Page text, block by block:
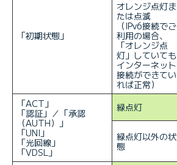
「初期状態」
オレンジ点灯ま
たは点滅
（IPv6接続でご
利用の場合、
「オレンジ点
灯」していても
インターネット
接続ができてい
れば正常）
「ACT」
「認証」／「承認
（AUTH）」
「UNI」
「光回線」
「VDSL」
緑点灯
緑点灯以外の状
態